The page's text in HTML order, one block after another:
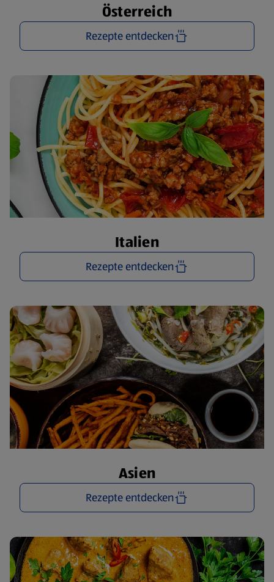
Österreich
Rezepte entdecken
Italien
Rezepte entdecken
Asien
Rezepte entdecken